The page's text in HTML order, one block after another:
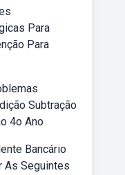
Para
Para
Subtração
4o Ano
Bancário
As Seguintes